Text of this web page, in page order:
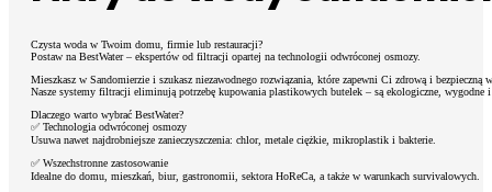
Czysta woda w Twoim domu, firmie lub restauracji?
Postaw na BestWater – ekspertów od filtracji opartej na technologii odwróconej osmozy.
Mieszkasz w Sandomierzie i szukasz niezawodnego rozwiązania, które zapewni Ci zdrową i bezpieczną
Nasze systemy filtracji eliminują potrzebę kupowania plastikowych butelek – są ekologiczne, wygodne i
Dlaczego warto wybrać BestWater?
✅ Technologia odwróconej osmozy
Usuwa nawet najdrobniejsze zanieczyszczenia: chlor, metale ciężkie, mikroplastik i bakterie.
✅ Wszechstronne zastosowanie
Idealne do domu, mieszkań, biur, gastronomii, sektora HoReCa, a także w warunkach survivalowych.